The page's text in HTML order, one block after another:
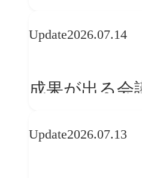
場”である
Update2026.07.14
成果が出る会
Update2026.07.13